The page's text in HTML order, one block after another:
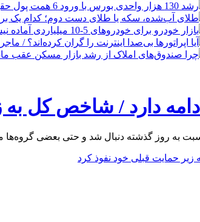
رشد 130 هزار واحدی بورس با ورود 6 همت پول حقیقی/ صف خرید 700 نماد
طلای آب‌شده، سکه یا طلای دست دوم؛ کدام یک
بازار خودرو برای خودروهای 5-10 میلیاردی آماده نیست!
آیا اپراتورها بی‌صدا اینترنت را گران کرده‌اند؟ / ماجرای
چرا صندوق‌های املاک از رشد بازار مسکن عقب
دارد / شاخص کل
به روز گذشته دنبال شد و حتی بعضی گروه‌ها